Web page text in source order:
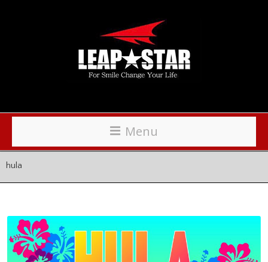
Menu
hula